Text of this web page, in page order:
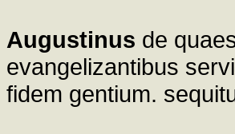
Augustinus de
evangelizantibus
fidem gentium.